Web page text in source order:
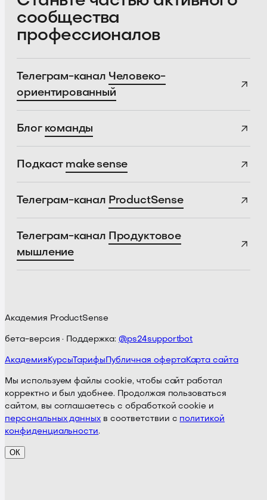
сообщества
профессионалов
Телеграм-канал Человеко-
ориентированный
Блог команды
Подкаст make sense
Телеграм-канал ProductSense
Телеграм-канал Продуктовое
мышление
Академия ProductSense
бета-версия · Поддержка: @ps24supportbot
Академия КурсыТарифы Публичная офертаКарта сайта
Мы используем файлы cookie, чтобы сайт работал
корректно и был удобнее. Продолжая пользоваться
сайтом, вы соглашаетесь с обработкой cookie и
персональных данных в соответствии с политикой
конфиденциальности.
ОК